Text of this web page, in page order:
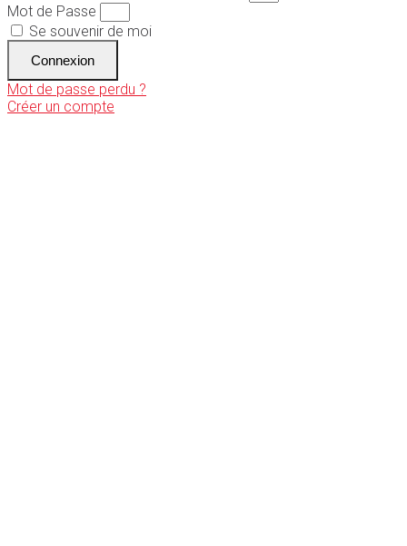
Mot de Passe
Se souvenir de moi
Connexion
Mot de passe perdu ?
Créer un compte